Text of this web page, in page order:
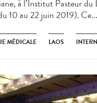
à l’Institut Pasteur du
10 au 22 juin 2019). Ce...
MÉDICALE LAOS